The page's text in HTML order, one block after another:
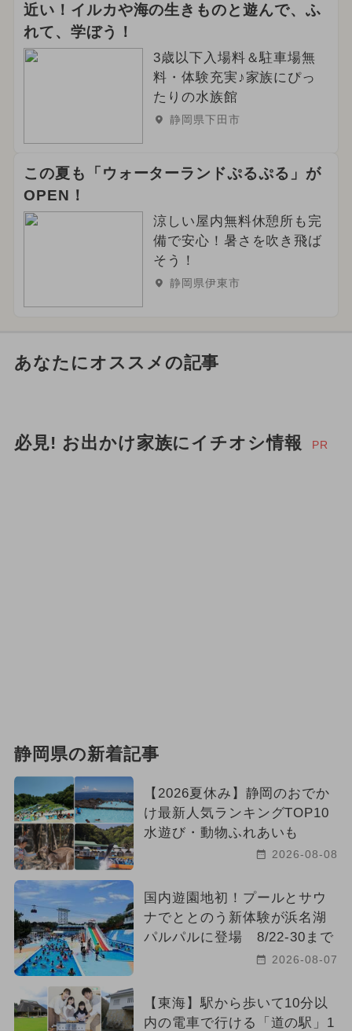
近い！イルカや海の生きものと遊んで、ふ
れて、学ぼう！
3歳以下入場料＆駐車場無
料・体験充実♪家族にぴっ
たりの水族館
静岡県下田市
この夏も「ウォーターランドぷるぷる」が
OPEN！
涼しい屋内無料休憩所も完
備で安心！暑さを吹き飛ば
そう！
静岡県伊東市
あなたにオススメの記事
必見! お出かけ家族にイチオシ情報 PR
静岡県の新着記事
【2026夏休み】静岡のおでか
け最新人気ランキングTOP10
水遊び・動物ふれあいも
2026-08-08
国内遊園地初！プールとサウ
ナでととのう新体験が浜名湖
パルパルに登場 8/22-30まで
2026-08-07
【東海】駅から歩いて10分以
内の電車で行ける「道の駅」1